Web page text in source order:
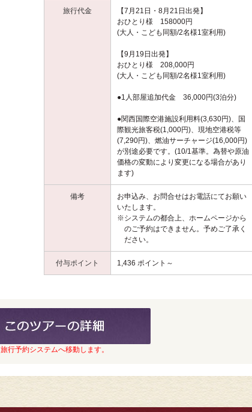
旅行代金
【7月21日・8月21日出発】
おひとり様 158000円
(大人・こども同額/2名様1室利用)
【9月19日出発】
おひとり様 208,000円
(大人・こども同額/2名様1室利用)
●1人部屋追加代金 36,000円(3泊分)
●関西国際空港施設利用料(3,630円)、国
際観光旅客税(1,000円)、現地空港税等
(7,290円)、燃油サーチャージ(16,000円)
が別途必要です。(10/1基準。為替や原油
価格の変動により変更になる場合があり
ます)
備考
お申込み、お問合せはお電話にてお願い
いたします。
※システムの都合上、ホームページから
のご予約はできません。予めご了承く
ださい。
付与ポイント 1,436 ポイント～
旅行予約システムへ移動します。